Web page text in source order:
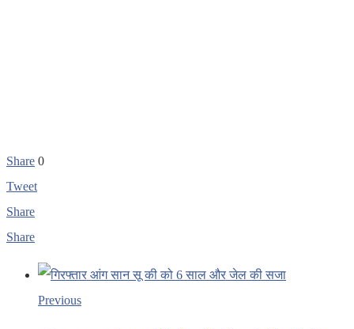
Share 0
Tweet
Share
Share
Previous